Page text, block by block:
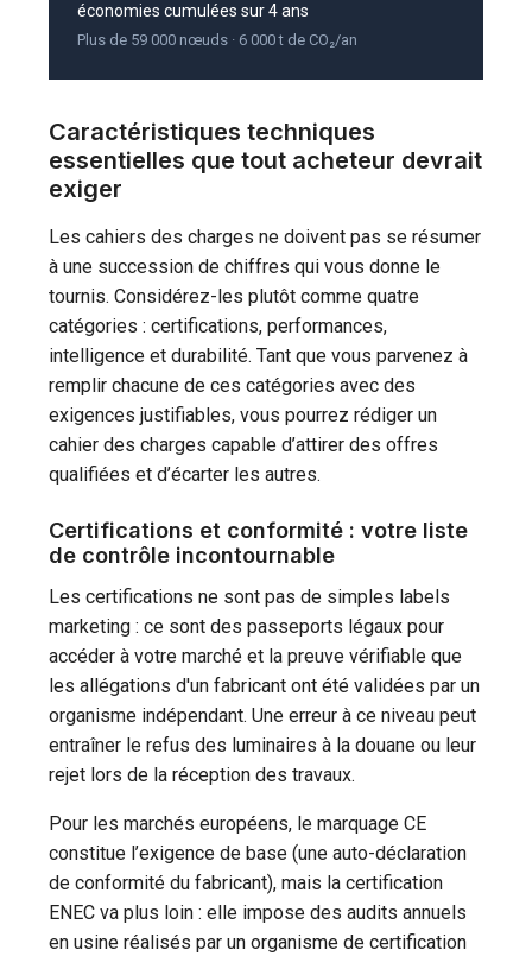
économies cumulées sur 4 ans
Plus de 59 000 nœuds · 6 000 t de CO₂/an
Caractéristiques techniques
essentielles que tout acheteur devrait
exiger
Les cahiers des charges ne doivent pas se résumer
à une succession de chiffres qui vous donne le
tournis. Considérez-les plutôt comme quatre
catégories : certifications, performances,
intelligence et durabilité. Tant que vous parvenez à
remplir chacune de ces catégories avec des
exigences justifiables, vous pourrez rédiger un
cahier des charges capable d’attirer des offres
qualifiées et d’écarter les autres.
Certifications et conformité : votre liste
de contrôle incontournable
Les certifications ne sont pas de simples labels
marketing : ce sont des passeports légaux pour
accéder à votre marché et la preuve vérifiable que
les allégations d'un fabricant ont été validées par un
organisme indépendant. Une erreur à ce niveau peut
entraîner le refus des luminaires à la douane ou leur
rejet lors de la réception des travaux.
Pour les marchés européens, le marquage CE
constitue l’exigence de base (une auto-déclaration
de conformité du fabricant), mais la certification
ENEC va plus loin : elle impose des audits annuels
en usine réalisés par un organisme de certification